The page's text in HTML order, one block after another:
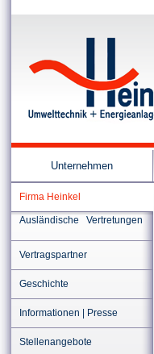
Unternehmen
Firma Heinkel
Ausländische Vertretungen
Vertragspartner
Geschichte
Informationen | Presse
Stellenangebote